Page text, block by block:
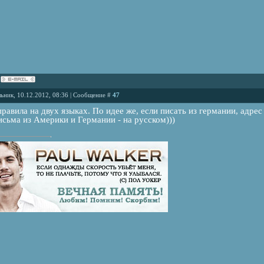
10.12.2012, 08:36 | Сообщение # 47
на двух языках. По идее же, если писать из германии,
из Америки и Германии - на русском)))